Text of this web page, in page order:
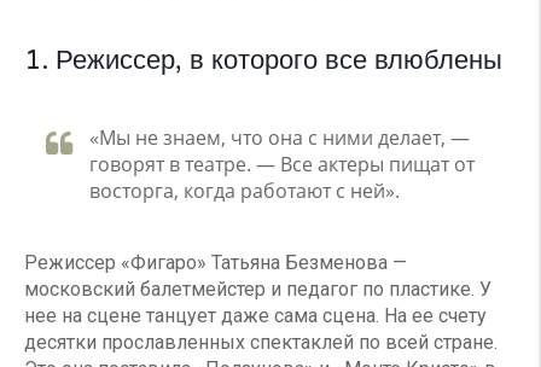
1. Режиссер, в которого все влюблены
«Мы не знаем, что она с ними делает, —
говорят в театре. — Все актеры пищат от
восторга, когда работают с ней».
Режиссер «Фигаро» Татьяна Безменова —
московский балетмейстер и педагог по пластике. У
нее на сцене танцует даже сама сцена. На ее счету
десятки прославленных спектаклей по всей стране.